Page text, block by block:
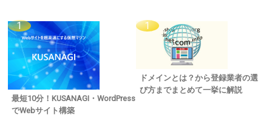
最短10分！KUSANAGI・WordPress
でWebサイト構築
ドメインとは？から登録業者の選
び方までまとめて一挙に解説